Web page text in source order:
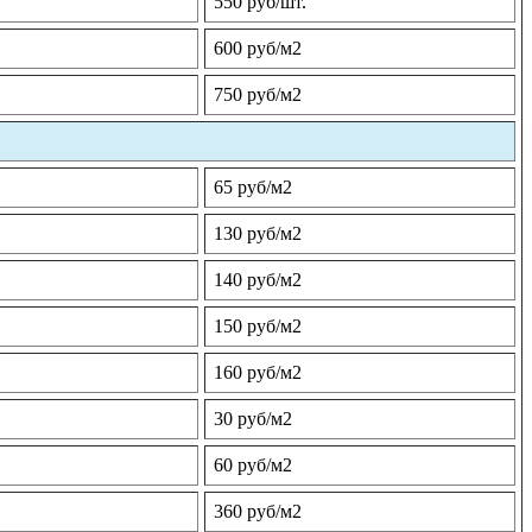
600 руб/м2
750 руб/м2
65 руб/м2
130 руб/м2
140 руб/м2
150 руб/м2
160 руб/м2
30 руб/м2
60 руб/м2
360 руб/м2